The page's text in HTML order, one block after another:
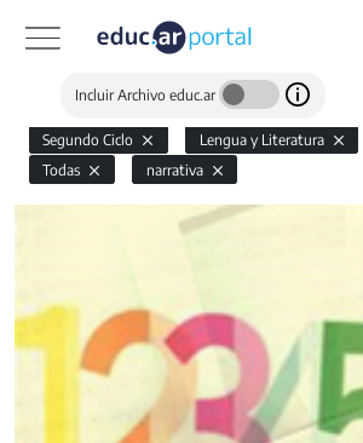
Incluir Archivo educ.ar
Segundo Ciclo Lengua y Literatura
Todas
narrativa